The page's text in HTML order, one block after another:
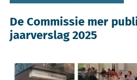
De Commissie mer
jaarverslag 2025
Lees meer over 40 jaar mer: